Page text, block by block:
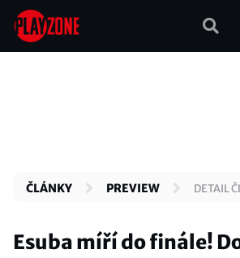
Přejít
hlavnímu
ČLÁNKY PREVIEW DETAIL
Esuba míří do finále!